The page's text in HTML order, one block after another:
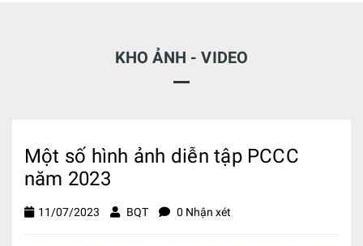
KHO ẢNH - VIDEO
Một số hình ảnh diễn tập PCCC
năm 2023
11/07/2023 BQT 0 Nhận xét